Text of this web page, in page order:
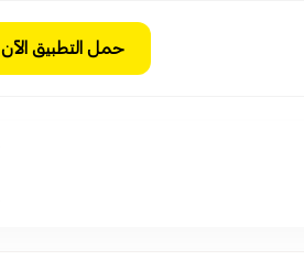
حمل التطبيق الآن